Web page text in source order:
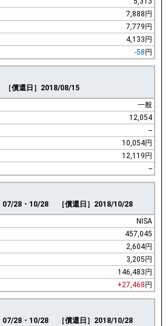
7,888円
7,779円
4,133円
-58 円
［償還日］2018/08/15
一般
12,054
--
10,054円
12,119円
--
07/28・10/28
［償還日］2018/10/28
NISA
457,045
2,604円
3,205円
146,483円
+27,468 円
07/28・10/28
［償還日］2018/10/28